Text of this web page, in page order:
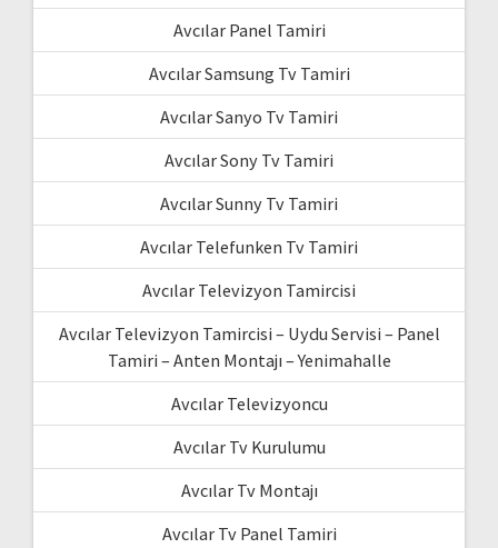
Avcılar Panel Tamiri
Avcılar Samsung Tv Tamiri
Avcılar Sanyo Tv Tamiri
Avcılar Sony Tv Tamiri
Avcılar Sunny Tv Tamiri
Avcılar Telefunken Tv Tamiri
Avcılar Televizyon Tamircisi
Avcılar Televizyon Tamircisi – Uydu Servisi – Panel
Tamiri – Anten Montajı – Yenimahalle
Avcılar Televizyoncu
Avcılar Tv Kurulumu
Avcılar Tv Montajı
Avcılar Tv Panel Tamiri